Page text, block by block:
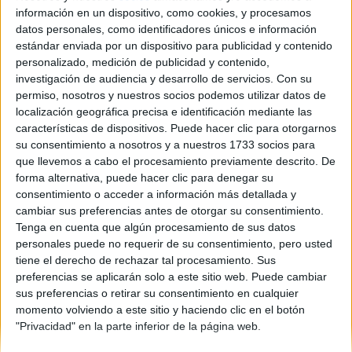
información en un dispositivo, como cookies, y procesamos
datos personales, como identificadores únicos e información
estándar enviada por un dispositivo para publicidad y contenido
personalizado, medición de publicidad y contenido,
investigación de audiencia y desarrollo de servicios. Con su
permiso, nosotros y nuestros socios podemos utilizar datos de
localización geográfica precisa e identificación mediante las
características de dispositivos. Puede hacer clic para otorgarnos
su consentimiento a nosotros y a nuestros 1733 socios para
que llevemos a cabo el procesamiento previamente descrito. De
forma alternativa, puede hacer clic para denegar su
consentimiento o acceder a información más detallada y
cambiar sus preferencias antes de otorgar su consentimiento.
Tenga en cuenta que algún procesamiento de sus datos
personales puede no requerir de su consentimiento, pero usted
tiene el derecho de rechazar tal procesamiento. Sus
preferencias se aplicarán solo a este sitio web. Puede cambiar
sus preferencias o retirar su consentimiento en cualquier
momento volviendo a este sitio y haciendo clic en el botón
"Privacidad" en la parte inferior de la página web.
Comunidad:
Aragón
Año del examen:
2010
Mes de examen:
Junio
Asignatura:
Artes Escénicas
Fichero Examen:
examen-selectividad-artes-escencias-aragon-2010-
convocatoria-junio.pdf
Quiénes somos|Contactar|Anúnciate
Aviso legal|Politica de privacidad|Condiciones generales